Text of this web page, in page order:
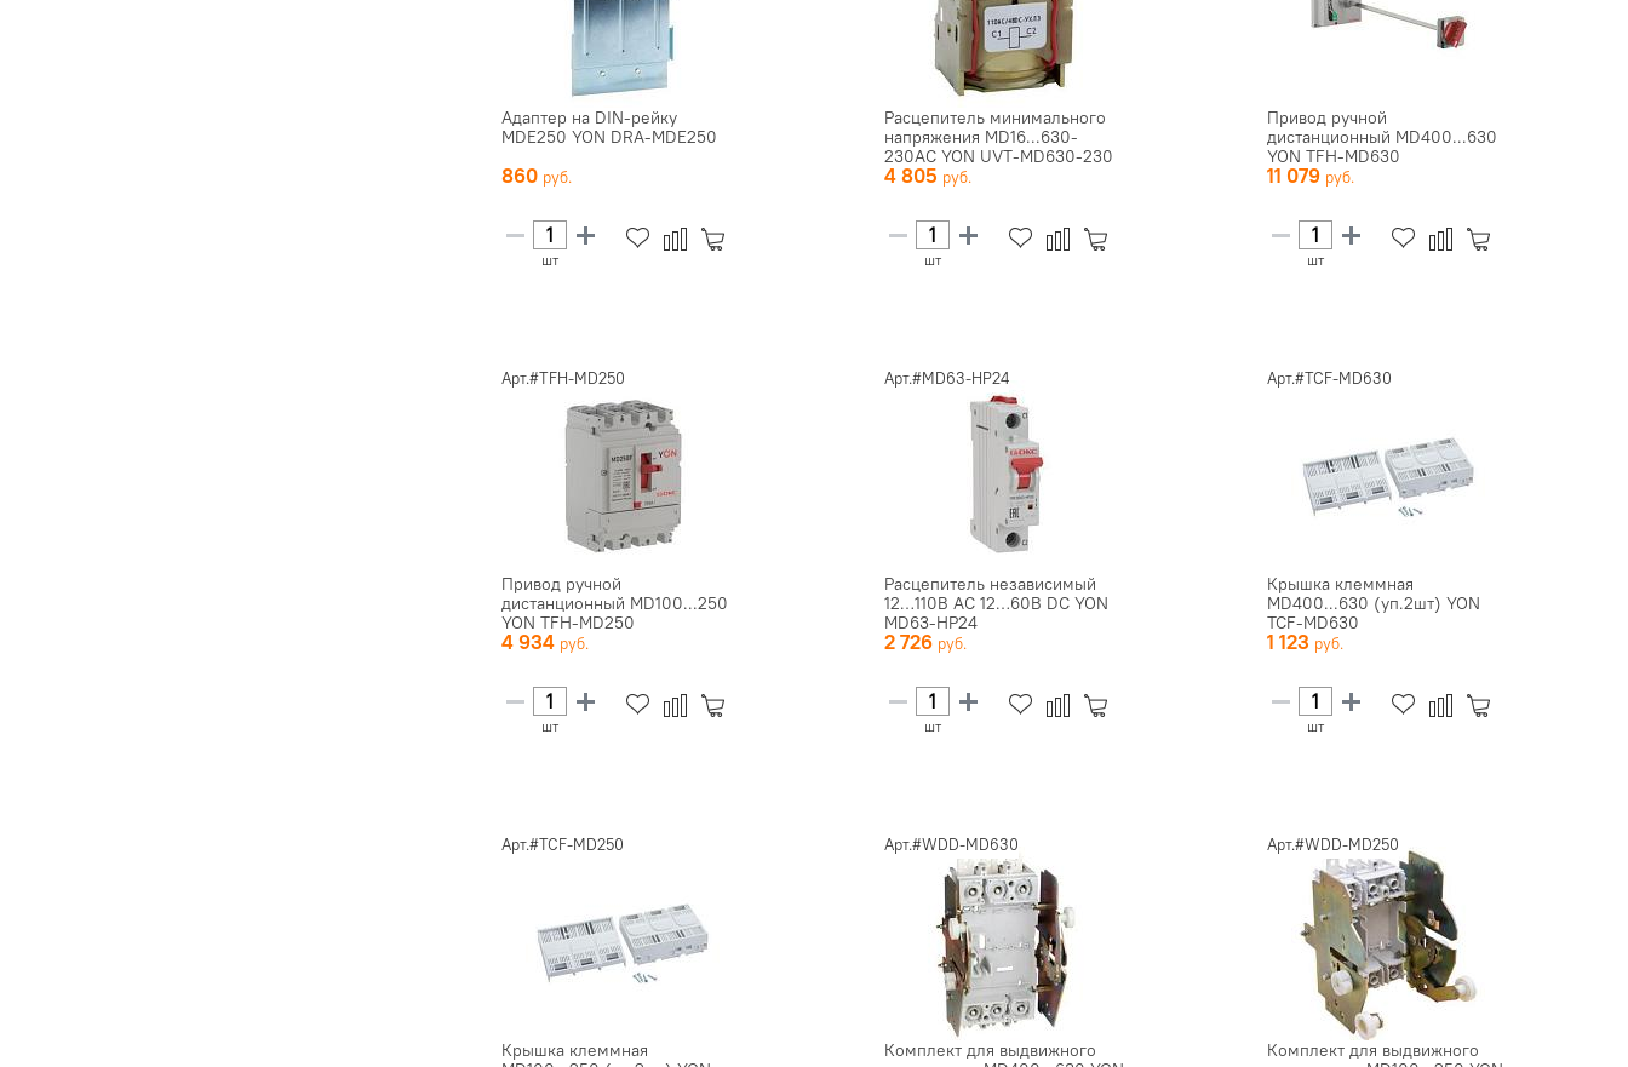
Адаптер на DIN-рейку
MDE250 YON DRA-MDE250
860
шт
Расцепитель минимального
напряжения MD16...630-
230AC YON UVT-MD630-230
4 805
шт
Привод ручной
дистанционный MD400...630
YON TFH-MD630
11 079
шт
Арт.#TFH-MD250
Привод ручной
дистанционный MD100...250
YON TFH-MD250
4 934
шт
Арт.#MD63-HP24
Расцепитель независимый
12…110В AC 12…60В DC YON
MD63-НР24
2 726
шт
Арт.#TCF-MD630
Крышка клеммная
MD400...630 (уп.2шт) YON
TCF-MD630
1 123
шт
Арт.#TCF-MD250
Крышка клеммная
Арт.#WDD-MD630
Комплект для выдвижного
Арт.#WDD-MD250
Комплект для выдвижного